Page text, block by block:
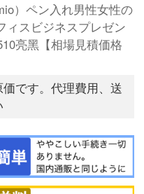
）ペン入れ男性女性の
ィスビジネスプレゼン
亮黑【相場見積価格
です。代理費用、送